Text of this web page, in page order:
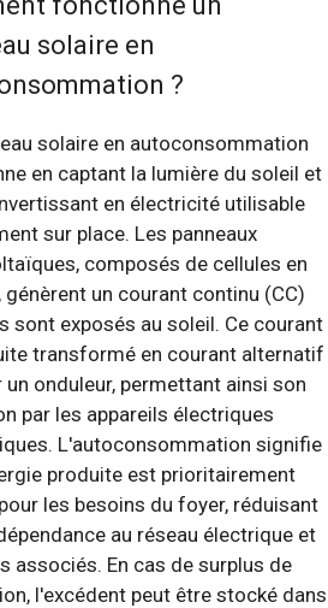
solaire en
?
solaire en autoconsommation
en captant la lumière du soleil et
en électricité utilisable
sur place. Les panneaux
composés de cellules en
un courant continu (CC)
sont exposés au soleil. Ce courant
transformé en courant alternatif
un onduleur, permettant ainsi son
par les appareils électriques
L'autoconsommation signifie
produite est prioritairement
les besoins du foyer, réduisant
au réseau électrique et
associés. En cas de surplus de
l'excédent peut être stocké dans